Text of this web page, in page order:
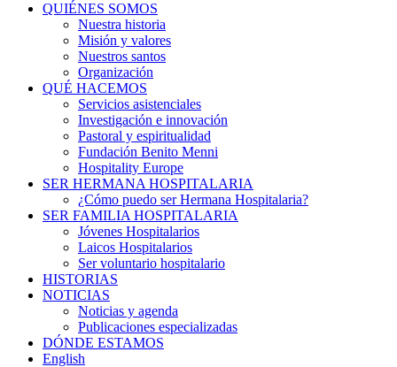
QUIÉNES SOMOS
Nuestra historia
Misión y valores
Nuestros santos
Organización
QUÉ HACEMOS
Servicios asistenciales
Investigación e innovación
Pastoral y espiritualidad
Fundación Benito Menni
Hospitality Europe
SER HERMANA HOSPITALARIA
¿Cómo puedo ser Hermana Hospitalaria?
SER FAMILIA HOSPITALARIA
Jóvenes Hospitalarios
Laicos Hospitalarios
Ser voluntario hospitalario
HISTORIAS
NOTICIAS
Noticias y agenda
Publicaciones especializadas
DÓNDE ESTAMOS
English